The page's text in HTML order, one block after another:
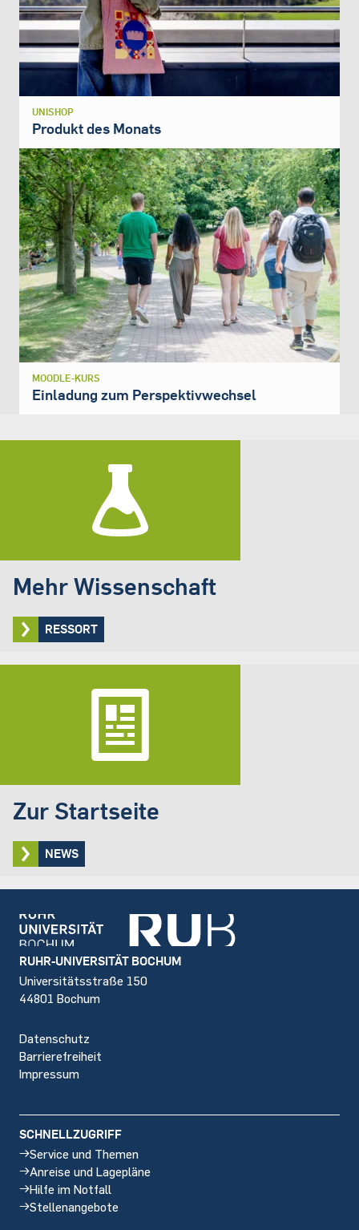
UNISHOP
Produkt des Monats
MOODLE-KURS
Einladung zum Perspektivwechsel
Mehr Wissenschaft
RESSORT
Zur Startseite
NEWS
Footer
RUHR-UNIVERSITÄT BOCHUM
Universitätsstraße 150
44801 Bochum
Datenschutz
Barrierefreiheit
Impressum
SCHNELLZUGRIFF
Service und Themen
Anreise und Lagepläne
Hilfe im Notfall
Stellenangebote